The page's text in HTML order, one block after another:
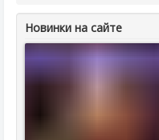
Новинки на сайте